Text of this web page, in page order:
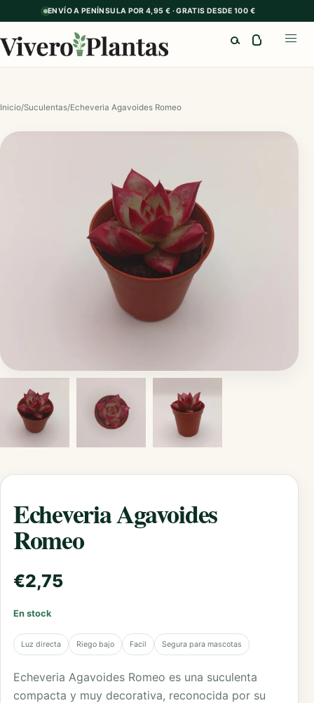
ENVÍO A PENÍNSULA POR 4,95 € · GRATIS DESDE 100 €
Inicio/Suculentas/Echeveria Agavoides Romeo
Echeveria Agavoides
Romeo
€2,75
En stock
Luz directa Riego bajo Facil Segura para mascotas
Echeveria Agavoides Romeo es una suculenta
compacta y muy decorativa, reconocida por su